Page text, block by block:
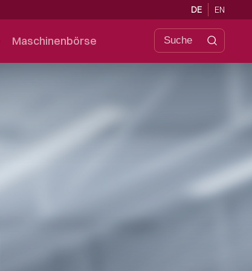
DE EN
Maschinenbörse